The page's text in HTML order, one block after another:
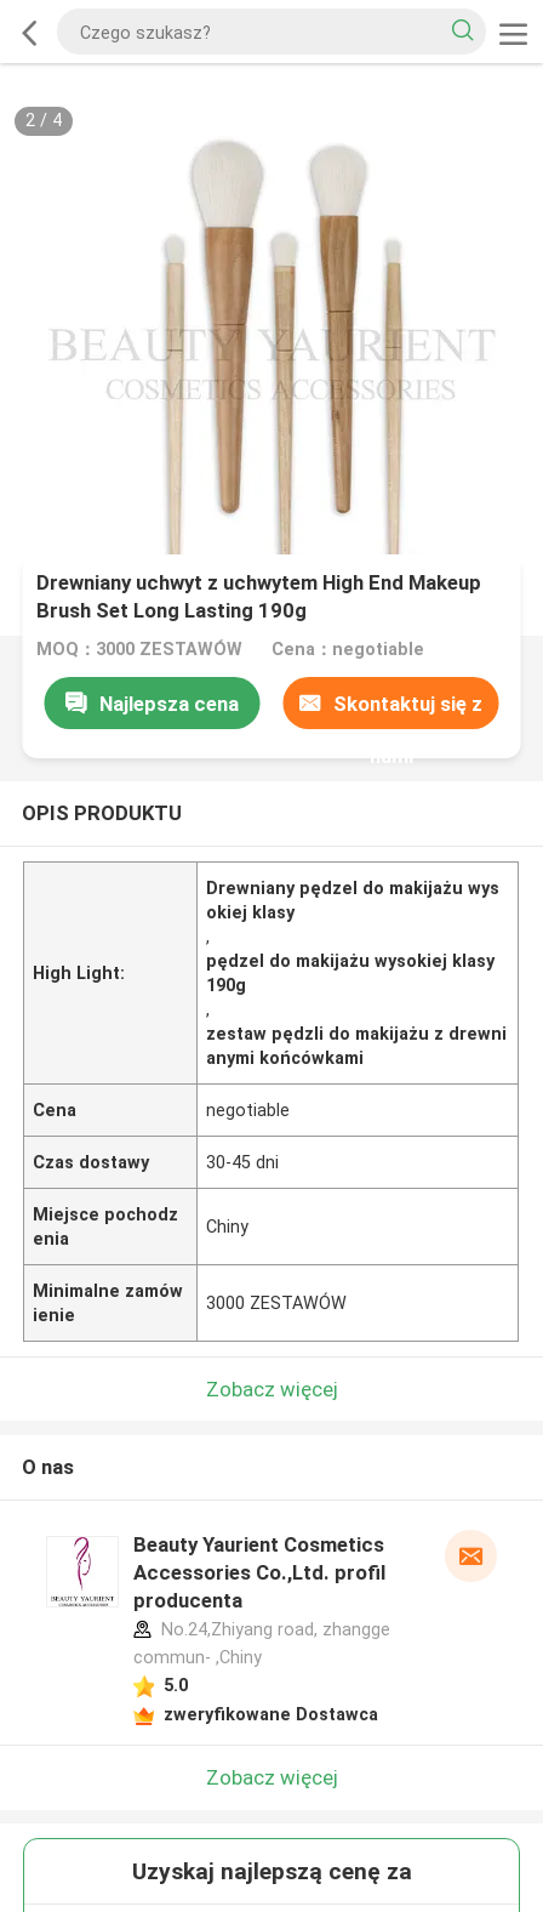
2/ 4
Drewniany uchwyt z uchwytem High End Makeup
Brush Set Long Lasting 190g
MOQ：3000 ZESTAWÓW Cena：negotiable
Najlepsza cena Skontaktuj się z
nami
OPIS PRODUKTU
High Light:
Drewniany pędzel do makijażu wys
okiej klasy
,
pędzel do makijażu wysokiej klasy
190g
,
zestaw pędzli do makijażu z drewni
anymi końcówkami
Cena negotiable
Czas dostawy 30-45 dni
Miejsce pochodz
enia
Chiny
Minimalne zamów
ienie
3000 ZESTAWÓW
Zobacz więcej
O nas
Beauty Yaurient Cosmetics
Accessories Co.,Ltd. profil
producenta
No.24,Zhiyang road, zhangge
commun- ,Chiny
5.0
zweryfikowane Dostawca
Zobacz więcej
Uzyskaj najlepszą cenę za